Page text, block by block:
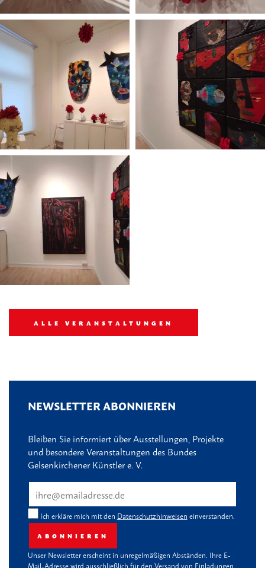
ALLE VERANSTALTUNGEN
NEWSLETTER ABONNIEREN
Bleiben Sie informiert über Ausstellungen, Projekte
und besondere Veranstaltungen des Bundes
Gelsenkirchener Künstler e. V.
Ich erkläre mich mit den Datenschutzhinweisen einverstanden.
ABONNIEREN
Unser Newsletter erscheint in unregelmäßigen Abständen. Ihre E-
Mail-Adresse wird ausschließlich für den Versand von Einladungen